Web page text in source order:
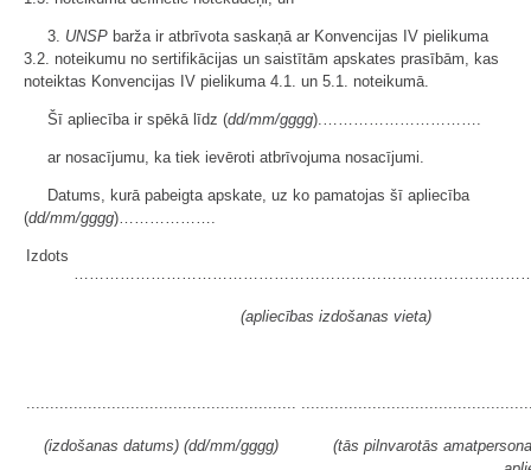
3. UNSP barža ir atbrīvota saskaņā ar Konvencijas IV pielikuma
3.2. noteikumu no sertifikācijas un saistītām apskates prasībām, kas
noteiktas Konvencijas IV pielikuma 4.1. un 5.1. noteikumā.
Šī apliecība ir spēkā līdz (dd/mm/gggg).………………………….
ar nosacījumu, ka tiek ievēroti atbrīvojuma nosacījumi.
Datums, kurā pabeigta apskate, uz ko pamatojas šī apliecība
(dd/mm/gggg)……………….
Izdots
(apliecības izdošanas vieta)
(izdošanas datums) (dd/mm/gggg)
(tās pilnvarotās